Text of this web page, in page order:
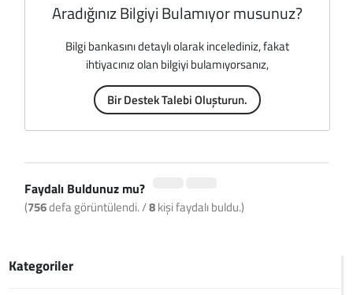
Aradığınız Bilgiyi Bulamıyor musunuz?
Bilgi bankasını detaylı olarak incelediniz, fakat
ihtiyacınız olan bilgiyi bulamıyorsanız,
Bir Destek Talebi Oluşturun.
Faydalı Buldunuz mu?
(756defa görüntülendi. /8kişi faydalı buldu.)
Kategoriler